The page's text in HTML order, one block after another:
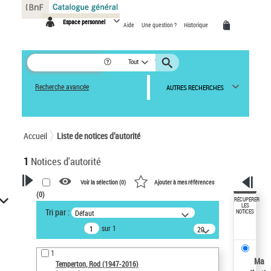
Espace personnel Aide Une question ? Historique
Tout
Recherche avancée AUTRES RECHERCHES
Accueil Liste de notices d’autorité
1 Notices d'autorité
VOTRE RECHERCHE
Recherche avancée dans les
notices d’autorité
Œuvres liées à l'auteur :
Temperton, Rod (1947-2016)
Voir la sélection (0) Ajouter à mes références
(0)
Tri par : Défaut
sur 1
20
résultats/page
1
Temperton, Rod (1947-2016)
RÉCUPÉRER
LES
NOTICES
Ma
Panneau de gestion des cookies